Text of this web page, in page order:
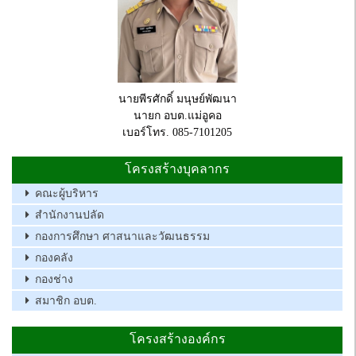
นายพีรศักดิ์ มนุษย์พัฒนา
นายก อบต.แม่อูคอ
เบอร์โทร. 085-7101205
โครงสร้างบุคลากร
คณะผู้บริหาร
สำนักงานปลัด
กองการศึกษา ศาสนาและวัฒนธรรม
กองคลัง
กองช่าง
สมาชิก อบต.
โครงสร้างองค์กร